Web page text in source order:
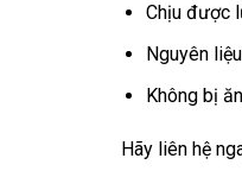
Chịu được
Nguyên
Không bị
Hãy liên hệ